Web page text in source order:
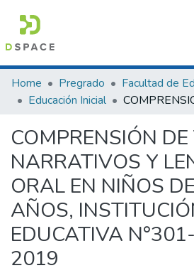
Communities & Collections
All of DSpace
Statistics
Home Pregrado
Educación Inicial
COMPRENSIÓN
NARRATIVOS Y
ORAL EN NIÑOS
AÑOS,
EDUCATIVA
2019